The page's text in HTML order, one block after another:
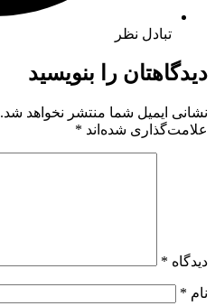
تبادل نظر
دیدگاهتان را بنویسید
نشانی ایمیل شما منتشر نخواهد شد.
علامت‌گذاری شده‌اند *
دیدگاه *
نام *